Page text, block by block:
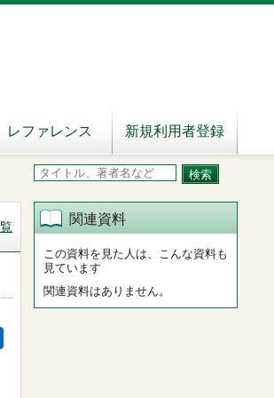
レファレンス 新規利用者登録
関連資料
この資料を見た人は、こんな資料も
見ています
関連資料はありません。